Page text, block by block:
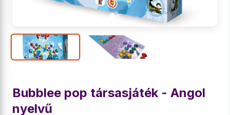
Bubblee pop társasjáték - Angol
nyelvű